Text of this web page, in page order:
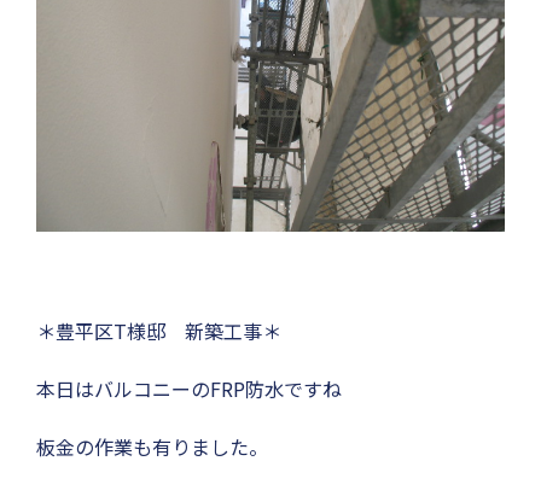
＊豊平区T様邸 新築工事＊
本日はバルコニーのFRP防水ですね
板金の作業も有りました。